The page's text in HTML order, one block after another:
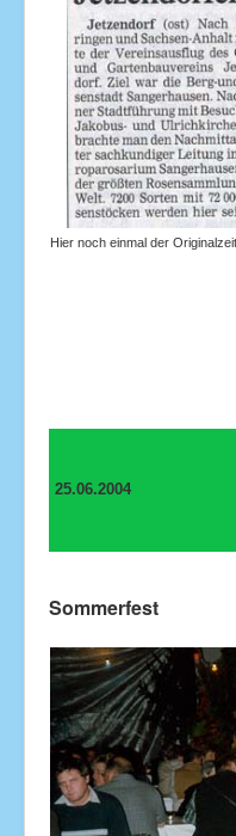
Hier noch einmal der
25.06.2004
Sommerfest